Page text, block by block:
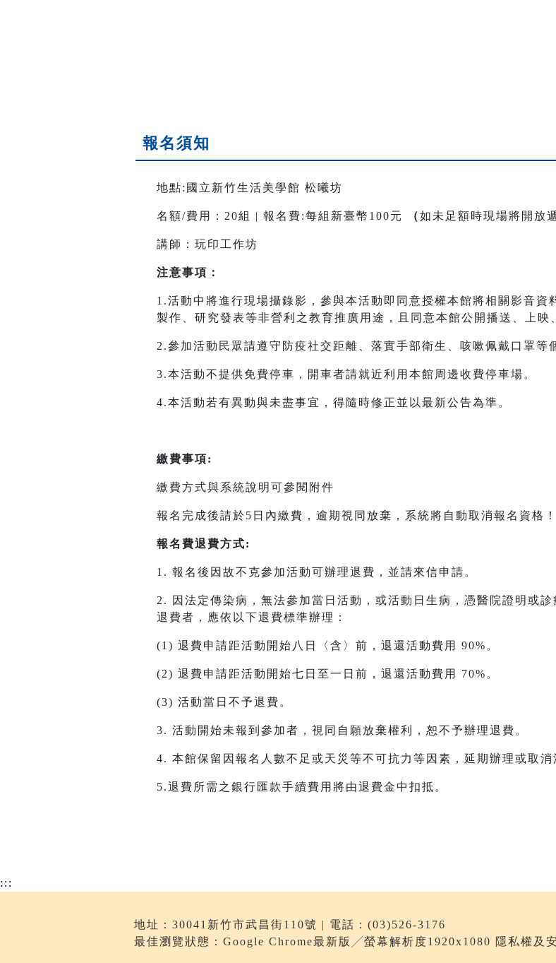
報名須知
地點:國立新竹生活美學館 松曦坊
名額/費用：20組 | 報名費:每組新臺幣100元 （如未足額時現場將開放
講師：玩印工作坊
注意事項：
1.活動中將進行現場攝錄影，參與本活動即同意授權本館將相關影音資
製作、研究發表等非營利之教育推廣用途，且同意本館公開播送、上映
2.參加活動民眾請遵守防疫社交距離、落實手部衛生、咳嗽佩戴口罩等
3.本活動不提供免費停車，開車者請就近利用本館周邊收費停車場。
4.本活動若有異動與未盡事宜，得隨時修正並以最新公告為準。
繳費事項:
繳費方式與系統說明可參閱附件
報名完成後請於5日內繳費，逾期視同放棄，系統將自動取消報名資格！
報名費退費方式:
1. 報名後因故不克參加活動可辦理退費，並請來信申請。
2. 因法定傳染病，無法參加當日活動，或活動日生病，憑醫院證明或
退費者，應依以下退費標準辦理：
(1) 退費申請距活動開始八日〈含〉前，退還活動費用 90%。
(2) 退費申請距活動開始七日至一日前，退還活動費用 70%。
(3) 活動當日不予退費。
3. 活動開始未報到參加者，視同自願放棄權利，恕不予辦理退費。
4. 本館保留因報名人數不足或天災等不可抗力等因素，延期辦理或取消
5.退費所需之銀行匯款手續費用將由退費金中扣抵。
:::
地址：30041新竹市武昌街110號 | 電話：(03)526-3176
最佳瀏覽狀態：Google Chrome最新版╱螢幕解析度1920x1080 隱私權及